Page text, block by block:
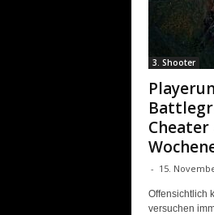
3. Shooter
- 15.
Offensichtlich
versuchen